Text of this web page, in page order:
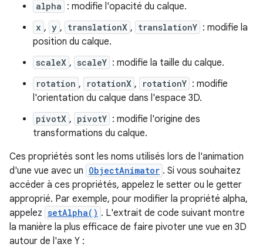
alpha : modifie l'opacité du calque.
x , y , translationX , translationY : modifie la
position du calque.
scaleX , scaleY : modifie la taille du calque.
rotation , rotationX , rotationY : modifie
l'orientation du calque dans l'espace 3D.
pivotX , pivotY : modifie l'origine des
transformations du calque.
Ces propriétés sont les noms utilisés lors de l'animation
d'une vue avec un ObjectAnimator . Si vous souhaitez
accéder à ces propriétés, appelez le setter ou le getter
approprié. Par exemple, pour modifier la propriété alpha,
appelez setAlpha() . L'extrait de code suivant montre
la manière la plus efficace de faire pivoter une vue en 3D
autour de l'axe Y :